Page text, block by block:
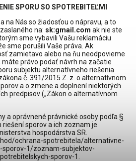
SPORU SO SPOTREBITEĽMI
na Nás so žiadosťou o nápravu, a to
na: sk:gmail.com ak nie ste
sme vybavili Vašu reklamáciu
sme porušili Vaše práva. Ak
zamietavo alebo na ňu neodpovieme
máte právo podať návrh na začatie
subjektu alternatívneho riešenia
č. 391/2015 Z. z. o alternatívnom
a o zmene a doplnení niektorých
predpisov („Zákon o alternatívnom
a oprávnené právnické osoby podľa §
sporov a ich zoznam je
hospodárstva SR.
ochrana-spotrebitela/alternativne-
sporov-1/zoznam-subjektov-
sporov-1